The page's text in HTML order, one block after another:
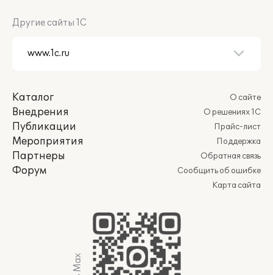
Другие сайты 1С
Каталог
Внедрения
Публикации
Мероприятия
Партнеры
Форум
О сайте
О решениях 1С
Прайс-лист
Поддержка
Обратная связь
Сообщить об ошибке
Карта сайта